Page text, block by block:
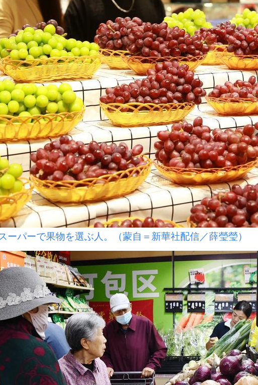
ーパーで果物を選ぶ人。（蒙自＝新華社配信／薛瑩瑩）